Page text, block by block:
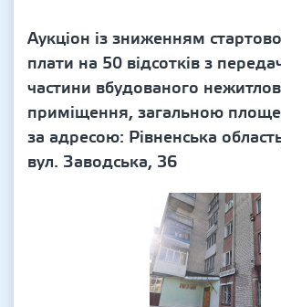
Аукціон із зниженням
плати на 50 відсотків з
частини вбудованого
приміщення, загальною
за адресою: Рівненська
вул. Заводська, 36